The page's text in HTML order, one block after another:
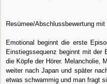
Resümee/Abschlussbewertung mit
Emotional beginnt die erste
Einstiegssequenz beginnt mit der
die Köpfe der Hörer. Melancholie,
weiter nach Japan und später
etwas schwammig und man fragt